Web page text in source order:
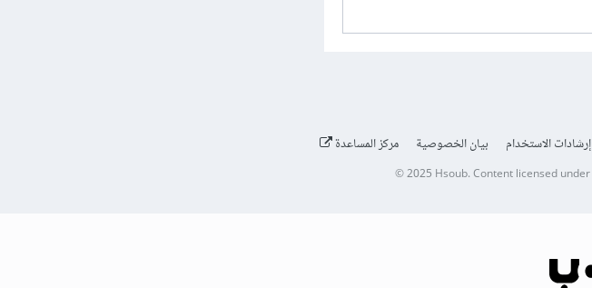
إرشادات الاستخدام بيان الخصوصية مركز المساعدة
© 2025 Hsoub.Content licensed under